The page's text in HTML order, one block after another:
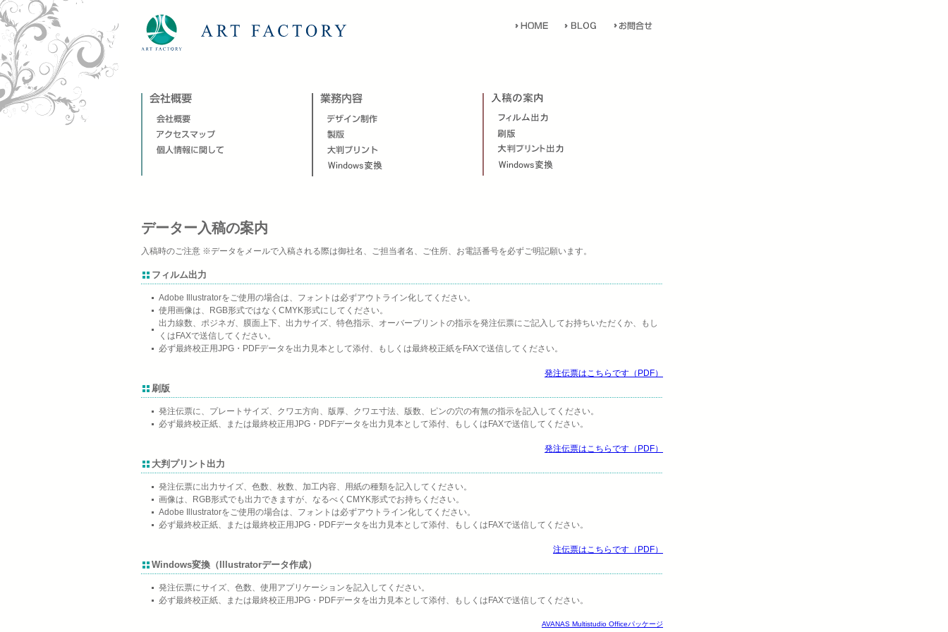
データー入稿の案内
入稿時のご注意 ※データをメールで入稿される際は御社名、ご担当者名、ご住所、お電話番号を必ずご明記願います。
フィルム出力
Adobe Illustratorをご使用の場合は、フォントは必ずアウトライン化してください。
使用画像は、RGB形式ではなくCMYK形式にしてください。
出力線数、ポジネガ、膜面上下、出力サイズ、特色指示、オーバープリントの指示を発注伝票にご記入してお持ちいただくか、もし
くはFAXで送信してください。
必ず最終校正用JPG・PDFデータを出力見本として添付、もしくは最終校正紙をFAXで送信してください。
発注伝票はこちらです（PDF）
刷版
発注伝票に、プレートサイズ、クワエ方向、版厚、クワエ寸法、版数、ピンの穴の有無の指示を記入してください。
必ず最終校正紙、または最終校正用JPG・PDFデータを出力見本として添付、もしくはFAXで送信してください。
発注伝票はこちらです（PDF）
大判プリント出力
発注伝票に出力サイズ、色数、枚数、加工内容、用紙の種類を記入してください。
画像は、RGB形式でも出力できますが、なるべくCMYK形式でお持ちください。
Adobe Illustratorをご使用の場合は、フォントは必ずアウトライン化してください。
必ず最終校正紙、または最終校正用JPG・PDFデータを出力見本として添付、もしくはFAXで送信してください。
注伝票はこちらです（PDF）
Windows変換（Illustratorデータ作成）
発注伝票にサイズ、色数、使用アプリケーションを記入してください。
必ず最終校正紙、または最終校正用JPG・PDFデータを出力見本として添付、もしくはFAXで送信してください。
AVANAS Multistudio Officeパッケージ